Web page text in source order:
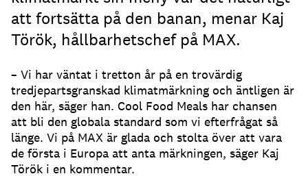
att fortsätta på den banan, menar Kaj
Török, hållbarhetschef på MAX.
– Vi har väntat i tretton år på en trovärdig
tredjepartsgranskad klimatmärkning och äntligen är
den här, säger han. Cool Food Meals har chansen
att bli den globala standard som vi efterfrågat så
länge. Vi på MAX är glada och stolta över att vara
de första i Europa att anta märkningen, säger Kaj
Török i en kommentar.